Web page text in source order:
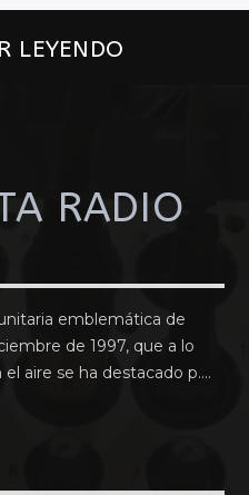
LEYENDO
RADIO
emblemática de
de 1997, que a lo
aire se ha destacado p....